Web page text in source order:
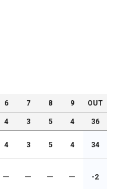
6 7 8 9 OUT
4 3 5 4 36
4 3 5 4 34
ー ー ー ー -2